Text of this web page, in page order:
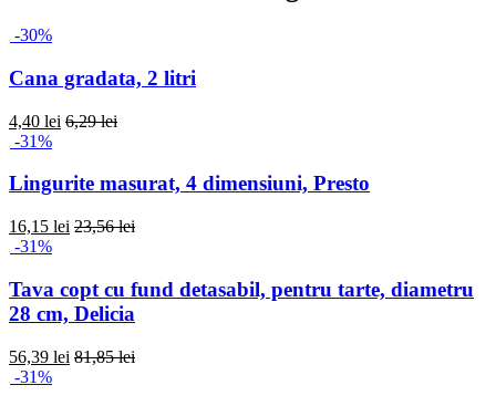
-30%
Cana gradata, 2 litri
4,40 lei 6,29 lei
-31%
Lingurite masurat, 4 dimensiuni, Presto
16,15 lei 23,56 lei
-31%
Tava copt cu fund detasabil, pentru tarte, diametru
28 cm, Delicia
56,39 lei 81,85 lei
-31%